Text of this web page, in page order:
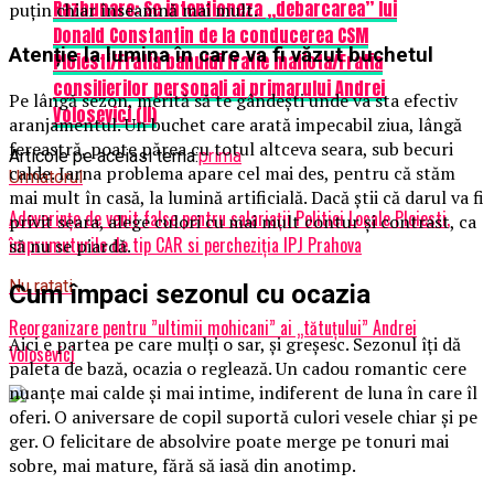
Razbunare: Se intentioneza „debarcarea” lui
Donald Constantin de la conducerea CSM
Ploiesti/Fratia banului fratie mafiota/Fratia
consilierilor personali ai primarului Andrei
Volosevici (II)
Articole pe aceiasi tema:prima
Urmatorul
Adeverințe de venit false pentru salariații Politiei Locale Ploiesti,
împrumuturile de tip CAR si percheziția IPJ Prahova
Nu ratati
Reorganizare pentru ”ultimii mohicani” ai „tătuțului” Andrei
Volosevici
puțin chiar înseamnă mai mult.
Atenție la lumina în care va fi văzut buchetul
Pe lângă sezon, merită să te gândești unde va sta efectiv
aranjamentul. Un buchet care arată impecabil ziua, lângă
fereastră, poate părea cu totul altceva seara, sub becuri
calde. Iarna problema apare cel mai des, pentru că stăm
mai mult în casă, la lumină artificială. Dacă știi că darul va fi
privit seara, alege culori cu mai mult contur și contrast, ca
să nu se piardă.
Cum împaci sezonul cu ocazia
Aici e partea pe care mulți o sar, și greșesc. Sezonul îți dă
paleta de bază, ocazia o reglează. Un cadou romantic cere
nuanțe mai calde și mai intime, indiferent de luna în care îl
oferi. O aniversare de copil suportă culori vesele chiar și pe
ger. O felicitare de absolvire poate merge pe tonuri mai
sobre, mai mature, fără să iasă din anotimp.